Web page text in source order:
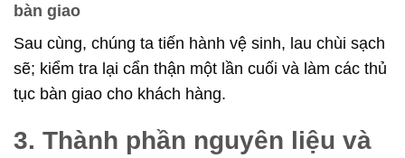
bàn giao
Sau cùng, chúng ta tiến hành vệ sinh, lau chùi sạch
sẽ; kiểm tra lại cẩn thận một lần cuối và làm các thủ
tục bàn giao cho khách hàng.
3. Thành phần nguyên liệu và